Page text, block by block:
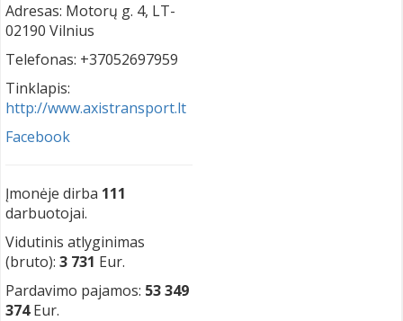
Adresas: Motorų g. 4, LT-
02190 Vilnius
Telefonas: +37052697959
Tinklapis:
http://www.axistransport.lt
Facebook
Įmonėje dirba 111
darbuotojai.
Vidutinis atlyginimas
(bruto): 3 731 Eur.
Pardavimo pajamos: 53 349
374Eur.